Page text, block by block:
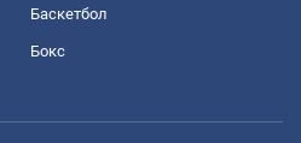
Баскетбол
Бокс